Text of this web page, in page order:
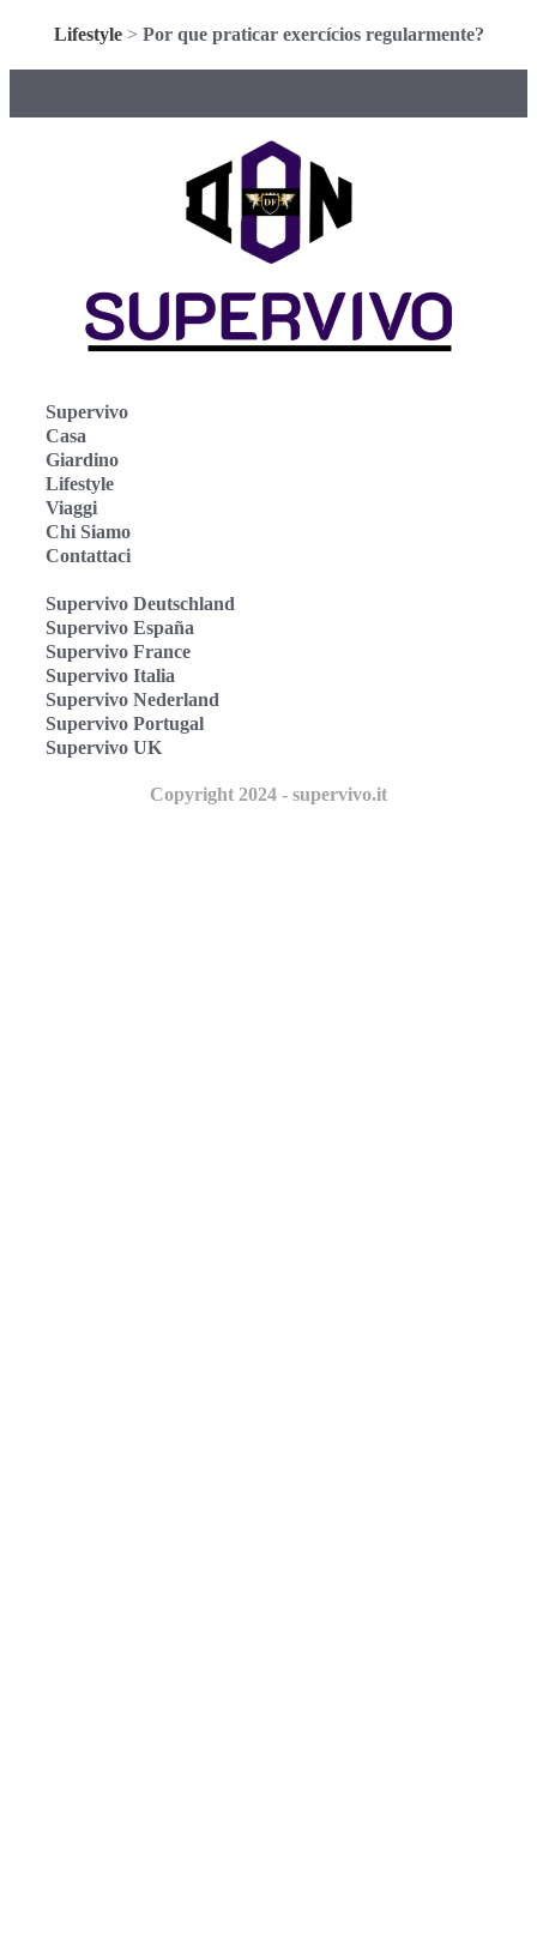
Lifestyle> Por que praticar exercícios regularmente?
Supervivo
Casa
Giardino
Lifestyle
Viaggi
Chi Siamo
Contattaci
Supervivo Deutschland
Supervivo España
Supervivo France
Supervivo Italia
Supervivo Nederland
Supervivo Portugal
Supervivo UK
Copyright 2024 - supervivo.it